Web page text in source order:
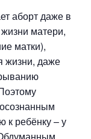
аборт даже в
матери,
матки),
жизни, даже
к ребёнку – у